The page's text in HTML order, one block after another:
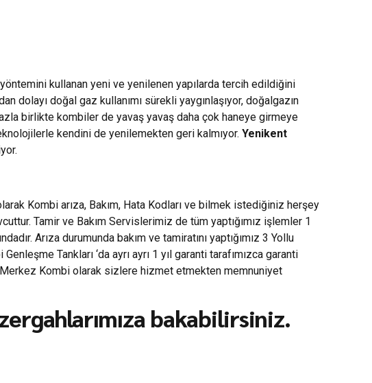
kullanan yeni ve yenilenen yapılarda tercih edildiğini
dolayı doğal gaz kullanımı sürekli yaygınlaşıyor, doğalgazın
birlikte kombiler de yavaş yavaş daha çok haneye girmeye
kendini de yenilemekten geri kalmıyor. Yenikent
Kombi arıza, Bakım, Hata Kodları ve bilmek istediğiniz herşey
Tamir ve Bakım Servislerimiz de tüm yaptığımız işlemler 1
Arıza durumunda bakım ve tamiratını yaptığımız 3 Yollu
Tankları ‘da ayrı ayrı 1 yıl garanti tarafımızca garanti
Merkez Kombi olarak sizlere hizmet etmekten memnuniyet
bakabilirsiniz.